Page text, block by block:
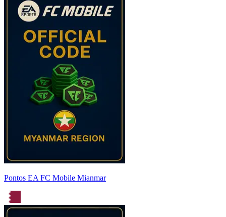
Pontos EA FC Mobile Mianmar